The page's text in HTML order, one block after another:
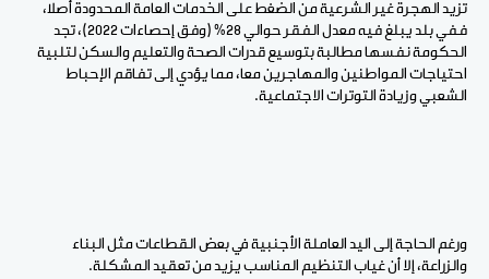
تزيد الهجرة غير الشرعية من الضغط على الخدمات العامة المحدودة أصلا،
ففي بلد يبلغ فيه معدل الفقر حوالي 28٪ (وفق إحصاءات 2022)، تجد
الحكومة نفسها مطالبة بتوسيع قدرات الصحة والتعليم والسكن لتلبية
احتياجات المواطنين والمهاجرين معا، مما يؤدي إلى تفاقم الإحباط
الشعبي وزيادة التوترات الاجتماعية.
ورغم الحاجة إلى اليد العاملة الأجنبية في بعض القطاعات مثل البناء
والزراعة، إلا أن غياب التنظيم المناسب يزيد من تعقيد المشكلة.